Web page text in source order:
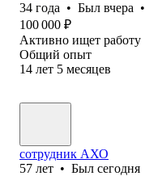
34 года • Был вчера •
100 000 ₽
Активно ищет работу
Общий опыт
14 лет 5 месяцев
сотрудник АХО
57 лет • Был сегодня